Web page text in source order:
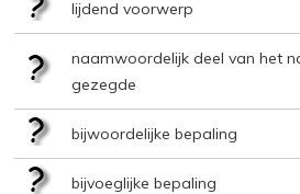
lijdend voorwerp
naamwoordelijk deel van het
gezegde
bijwoordelijke bepaling
bijvoeglijke bepaling